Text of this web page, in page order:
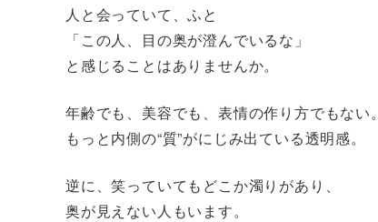
人と会っていて、ふと
「この人、目の奥が澄んでいるな」
と感じることはありませんか。
年齢でも、美容でも、表情の作り方でもない。
もっと内側の“質”がにじみ出ている透明感。
逆に、笑っていてもどこか濁りがあり、
奥が見えない人もいます。